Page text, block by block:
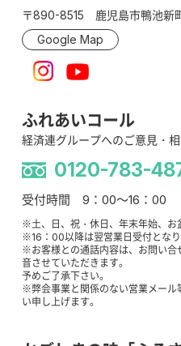
〒890-8515 鹿児島市鴨池新
Google Map
ふれあいコール
経済連グループへのご意見・
0120-783-
受付時間 9：00～16：00
※土、日、祝・休日、年末年始、お
※16：00以降は翌営業日受付となり
※お客様との通話内容は、お問い合
音させていただきます。
予めご了承下さい。
※弊会事業と関係のない営業メール
い申し上げます。